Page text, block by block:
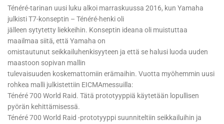
Ténéré-tarinan uusi luku alkoi marraskuussa 2016, kun Yamaha
julkisti T7-konseptin – Ténéré-henki oli
jälleen sytytetty liekkeihin. Konseptin ideana oli muistuttaa
maailmaa siitä, että Yamaha on
omistautunut seikkailuhenkisyyteen ja että se halusi luoda uuden
maastoon sopivan mallin
tulevaisuuden koskemattomiin erämaihin. Vuotta myöhemmin uusi
rohkea malli julkistettiin EICMAmessuilla:
Ténéré 700 World Raid. Tätä prototyyppiä käytetään lopullisen
pyörän kehittämisessä.
Ténéré 700 World Raid -prototyyppi suunniteltiin seikkailuihin ja